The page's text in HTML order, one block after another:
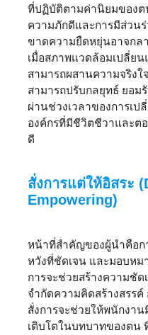
ที่ปฏิบัติตามค่านิยมของตน
ความภักดีและการมีส่วน
ขาดความยืดหยุ่นอาจกล
เมื่อสภาพแวดล้อมเปลี่ยน
สามารถผสานความจริง
สามารถปรับกลยุทธ์ ยอม
ผ่านช่วงเวลาของการเ
องค์กรที่มีชีวิตชีวาและต
ดี
สั่งการแต่ให้อิสระ
Empowering)
หน้าที่สำคัญของผู้นำคือก
หวังที่ชัดเจน และมอบห
การจะช่วยสร้างความชัด
จำกัดความคิดสร้างสรร
สั่งการจะช่วยให้พนักงา
เติบโตในบทบาทของตน